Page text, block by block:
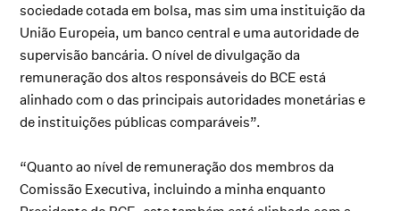
sociedade cotada em bolsa, mas sim uma instituição da
União Europeia, um banco central e uma autoridade de
supervisão bancária. O nível de divulgação da
remuneração dos altos responsáveis do BCE está
alinhado com o das principais autoridades monetárias e
de instituições públicas comparáveis”.
“Quanto ao nível de remuneração dos membros da
Comissão Executiva, incluindo a minha enquanto